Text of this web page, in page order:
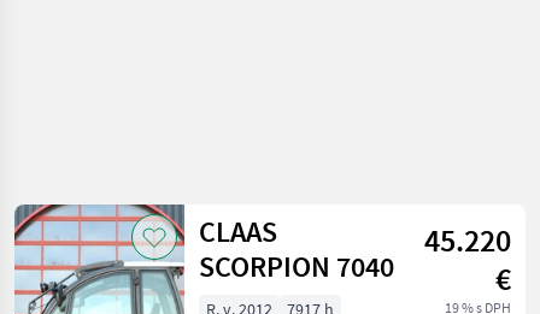
CLAAS
SCORPION 7040
45.220
€
19 % s DPH
R. v. 2012
7917 h